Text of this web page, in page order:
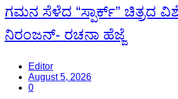
ಗಮನ ಸೆಳೆದ “ಸ್ಪಾರ್ಕ್” ಚಿತ್ರದ
ನಿರಂಜನ್- ರಚನಾ ಹೆಜ್ಜೆ
Editor
August 5, 2026
0